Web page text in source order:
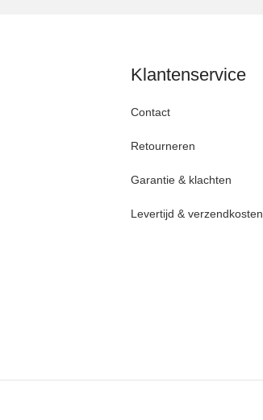
Klantenservice
Contact
Retourneren
Garantie & klachten
Levertijd & verzendkosten